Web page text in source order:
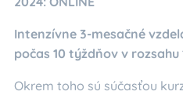
Intenzívne 3-mesačné
počas 10 týždňov v rozsahu
Okrem toho sú súčasťou